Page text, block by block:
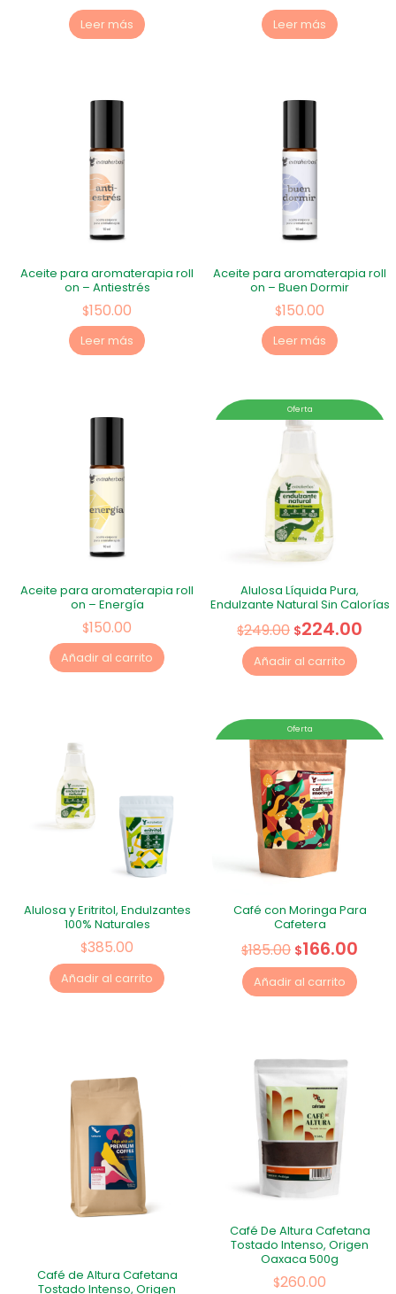
Leer más Leer más
Aceite para aromaterapia roll
on – Antiestrés
$150.00
Leer más
Aceite para aromaterapia roll
on – Buen Dormir
$150.00
Leer más
Aceite para aromaterapia roll
on – Energía
$150.00
Añadir al carrito
Oferta
Alulosa Líquida Pura,
Endulzante Natural Sin Calorías
$249.00 $224.00
Añadir al carrito
Alulosa y Eritritol, Endulzantes
100% Naturales
$385.00
Añadir al carrito
Oferta
Café con Moringa Para
Cafetera
$185.00 $166.00
Añadir al carrito
Café de Altura Cafetana
Tostado Intenso, Origen
Café De Altura Cafetana
Tostado Intenso, Origen
Oaxaca 500g
$260.00